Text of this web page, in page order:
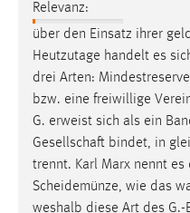
Relevanz:
über den Einsatz ihrer
Heutzutage handelt es
drei Arten:
bzw. eine freiwillige
G. erweist sich als ein
Gesellschaft bindet, in
trennt. Karl Marx nennt es
Scheidemünze, wie das
weshalb diese Art des